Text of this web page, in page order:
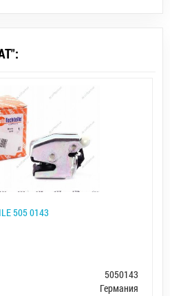
505 0143
5050143
Германия